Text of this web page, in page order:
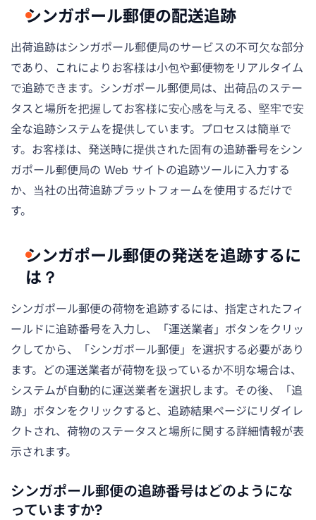
シンガポール郵便の配送追跡
出荷追跡はシンガポール郵便局のサービスの不可欠な部分
であり、これによりお客様は小包や郵便物をリアルタイム
で追跡できます。シンガポール郵便局は、出荷品のステー
タスと場所を把握してお客様に安心感を与える、堅牢で安
全な追跡システムを提供しています。プロセスは簡単で
す。お客様は、発送時に提供された固有の追跡番号をシン
ガポール郵便局の Web サイトの追跡ツールに入力する
か、当社の出荷追跡プラットフォームを使用するだけで
す。
シンガポール郵便の発送を追跡するに
は？
シンガポール郵便の荷物を追跡するには、指定されたフィ
ールドに追跡番号を入力し、「運送業者」ボタンをクリッ
クしてから、「シンガポール郵便」を選択する必要があり
ます。どの運送業者が荷物を扱っているか不明な場合は、
システムが自動的に運送業者を選択します。その後、「追
跡」ボタンをクリックすると、追跡結果ページにリダイレ
クトされ、荷物のステータスと場所に関する詳細情報が表
示されます。
シンガポール郵便の追跡番号はどのようにな
っていますか?